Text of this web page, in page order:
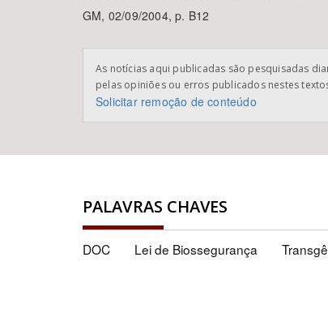
GM, 02/09/2004, p. B12
As notícias aqui publicadas são pesquisadas
pelas opiniões ou erros publicados nestes
Solicitar remoção de conteúdo
PALAVRAS CHAVES
DOC Lei de Biossegurança